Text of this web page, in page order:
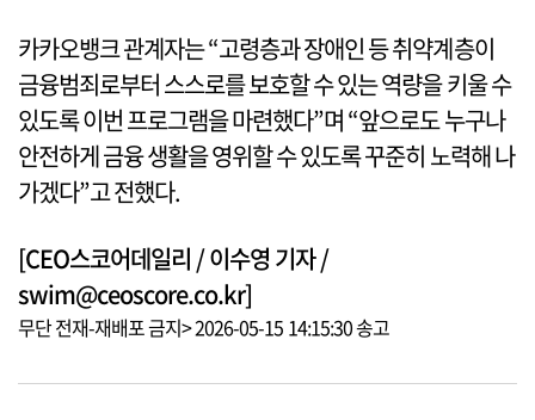
카카오뱅크 관계자는 “고령층과 장애인 등 취약계층이
금융범죄로부터 스스로를 보호할 수 있는 역량을 키울 수
있도록 이번 프로그램을 마련했다”며 “앞으로도 누구나
안전하게 금융 생활을 영위할 수 있도록 꾸준히 노력해 나
가겠다”고 전했다.
[CEO스코어데일리 / 이수영 기자 /
swim@ceoscore.co.kr]
무단 전재-재배포 금지> 2026-05-15 14:15:30 송고